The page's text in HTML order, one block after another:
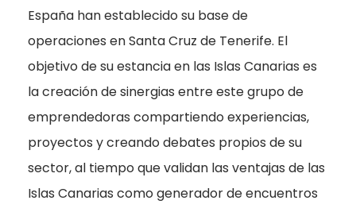
España han establecido su base de
operaciones en Santa Cruz de Tenerife. El
objetivo de su estancia en las Islas Canarias es
la creación de sinergias entre este grupo de
emprendedoras compartiendo experiencias,
proyectos y creando debates propios de su
sector, al tiempo que validan las ventajas de las
Islas Canarias como generador de encuentros